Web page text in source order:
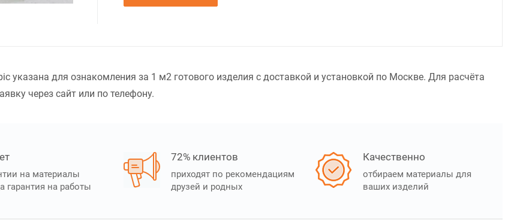
указана для ознакомления за 1 м2 готового изделия с доставкой и установкой по Москве. Для расчёта
через сайт или по телефону.
на материалы
гарантия на работы
72% клиентов
приходят по рекомендациям
друзей и родных
Качественно
отбираем материалы для
ваших изделий